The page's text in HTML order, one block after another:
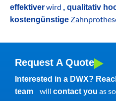
effektiverwird , qualitativ
kostengünstige
Request A Quote
Interested in a DWX?
team will contact you as